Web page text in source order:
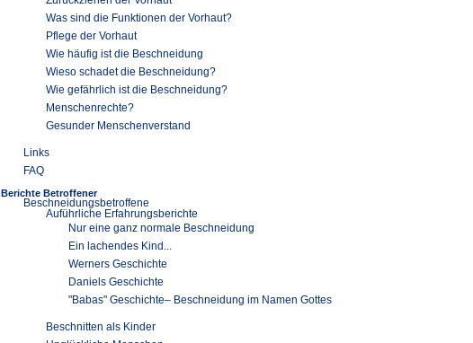
Was sind die Funktionen der Vorhaut?
Pflege der Vorhaut
Wie häufig ist die Beschneidung
Wieso schadet die Beschneidung?
Wie gefährlich ist die Beschneidung?
Menschenrechte?
Gesunder Menschenverstand
Links
FAQ
Berichte Betroffener
Beschneidungsbetroffene
Auführliche Erfahrungsberichte
Nur eine ganz normale Beschneidung
Ein lachendes Kind...
Werners Geschichte
Daniels Geschichte
"Babas" Geschichte– Beschneidung im Namen Gottes
Beschnitten als Kinder